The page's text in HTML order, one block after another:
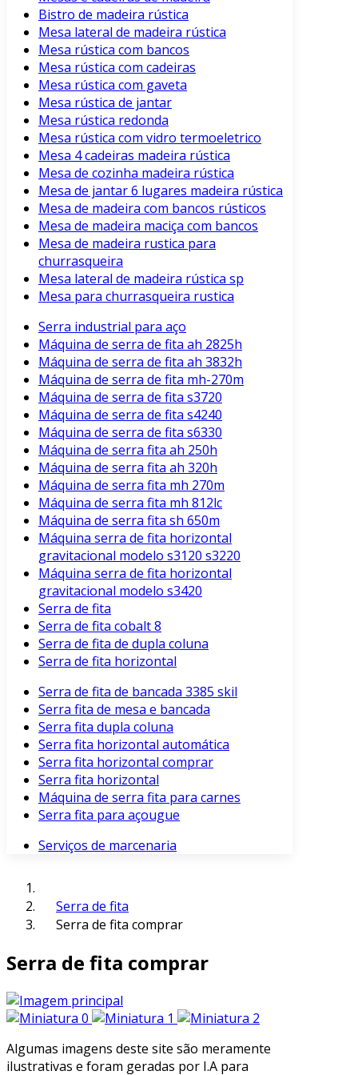
Bistro de madeira rústica
Mesa lateral de madeira rústica
Mesa rústica com bancos
Mesa rústica com cadeiras
Mesa rústica com gaveta
Mesa rústica de jantar
Mesa rústica redonda
Mesa rústica com vidro termoeletrico
Mesa 4 cadeiras madeira rústica
Mesa de cozinha madeira rústica
Mesa de jantar 6 lugares madeira rústica
Mesa de madeira com bancos rústicos
Mesa de madeira maciça com bancos
Mesa de madeira rustica para
churrasqueira
Mesa lateral de madeira rústica sp
Mesa para churrasqueira rustica
Serra industrial para aço
Máquina de serra de fita ah 2825h
Máquina de serra de fita ah 3832h
Máquina de serra de fita mh-270m
Máquina de serra de fita s3720
Máquina de serra de fita s4240
Máquina de serra de fita s6330
Máquina de serra fita ah 250h
Máquina de serra fita ah 320h
Máquina de serra fita mh 270m
Máquina de serra fita mh 812lc
Máquina de serra fita sh 650m
Máquina serra de fita horizontal
gravitacional modelo s3120 s3220
Máquina serra de fita horizontal
gravitacional modelo s3420
Serra de fita
Serra de fita cobalt 8
Serra de fita de dupla coluna
Serra de fita horizontal
Serra de fita de bancada 3385 skil
Serra fita de mesa e bancada
Serra fita dupla coluna
Serra fita horizontal automática
Serra fita horizontal comprar
Serra fita horizontal
Máquina de serra fita para carnes
Serra fita para açougue
Serviços de marcenaria
Serra de fita
Serra de fita comprar
Serra de fita comprar
Algumas imagens deste site são meramente
ilustrativas e foram geradas por I.A para